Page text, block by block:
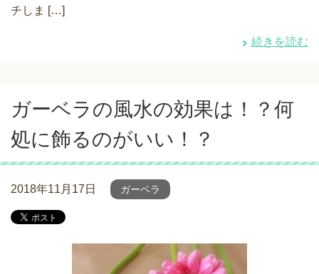
チしま […]
続きを読む
ガーベラの風水の効果は！？何
処に飾るのがいい！？
2018年11月17日 ガーベラ